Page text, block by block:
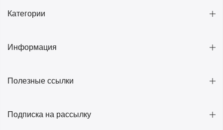
Категории
Информация
Полезные ссылки
Подписка на рассылку